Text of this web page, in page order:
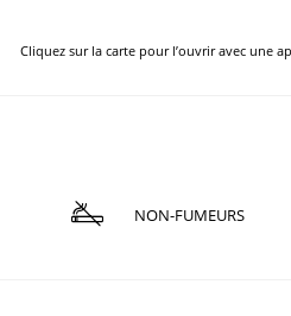
Cliquez sur la carte pour l’ouvrir avec une
NON-FUMEURS